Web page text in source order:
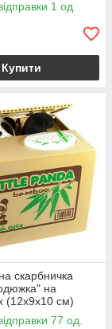
1 од.
Купити
скарбничка
на
(12х9х10 см)
77 од.